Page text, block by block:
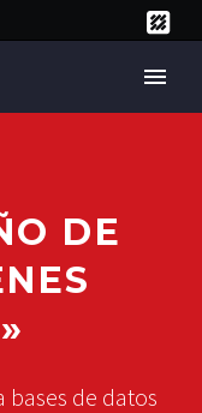
DE
bases de datos